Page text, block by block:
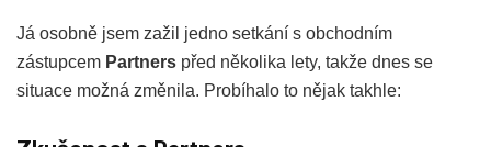
Já osobně jsem zažil jedno setkání s obchodním
zástupcem Partners před několika lety, takže dnes se
situace možná změnila. Probíhalo to nějak takhle: